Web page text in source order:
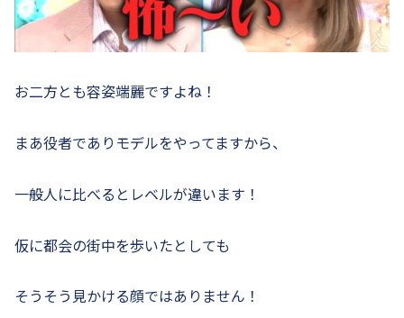
お二方とも容姿端麗ですよね！
まあ役者でありモデルをやってますから、
一般人に比べるとレベルが違います！
仮に都会の街中を歩いたとしても
そうそう見かける顔ではありません！